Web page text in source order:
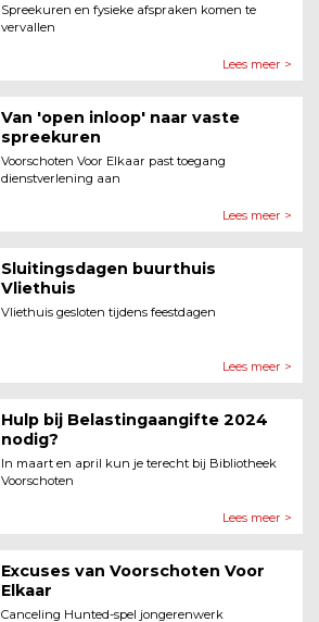
Spreekuren en fysieke afspraken komen te
vervallen
Lees meer >
Van 'open inloop' naar vaste
spreekuren
Voorschoten Voor Elkaar past toegang
dienstverlening aan
Lees meer >
Sluitingsdagen buurthuis
Vliethuis
Vliethuis gesloten tijdens feestdagen
Lees meer >
Hulp bij Belastingaangifte 2024
nodig?
In maart en april kun je terecht bij Bibliotheek
Voorschoten
Lees meer >
Excuses van Voorschoten Voor
Elkaar
Canceling Hunted-spel jongerenwerk